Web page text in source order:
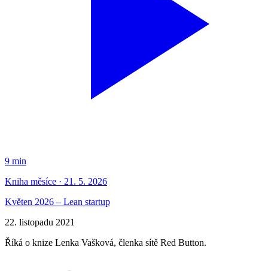
9 min
Kniha měsíce · 21. 5. 2026
Květen 2026 – Lean startup
22. listopadu 2021
Říká o knize Lenka Vašková, členka sítě Red Button.